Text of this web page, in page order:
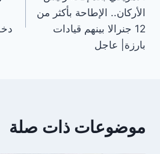
الأركان.. الإطاحة بأكثر من
12 جنرالا بينهم قيادات
بارزة| عاجل
موضوعات ذات صلة